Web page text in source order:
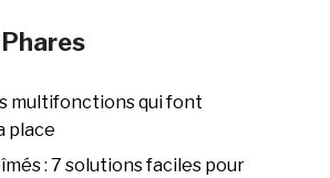
multifonctions qui font
place
: 7 solutions faciles pour